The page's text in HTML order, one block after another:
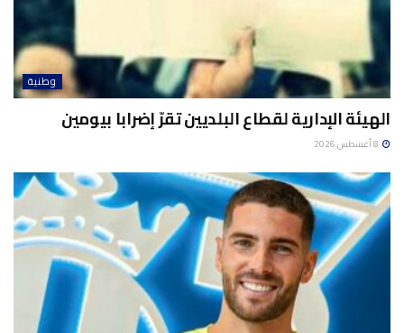
وطنية
الهيئة الإدارية لقطاع البلديين تقرّ إضرابا بيومين